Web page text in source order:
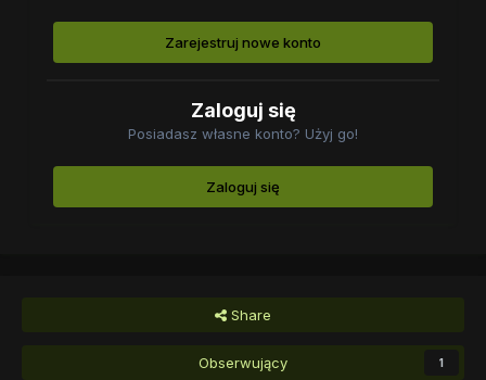
Zarejestruj nowe konto
Zaloguj się
Posiadasz własne konto? Użyj go!
Zaloguj się
Share
Obserwujący 1